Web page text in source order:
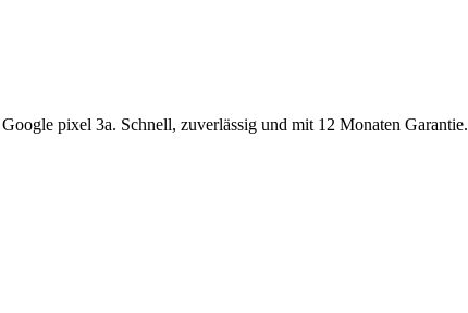
Google pixel 3a. Schnell, zuverlässig und mit 12 Monaten Garantie.